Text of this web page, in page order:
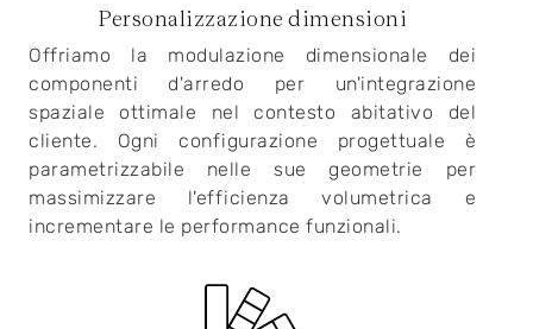
Personalizzazione dimensioni
Offriamo la modulazione dimensionale dei
componenti d'arredo per un'integrazione
spaziale ottimale nel contesto abitativo del
cliente. Ogni configurazione progettuale è
parametrizzabile nelle sue geometrie per
massimizzare l'efficienza volumetrica e
incrementare le performance funzionali.